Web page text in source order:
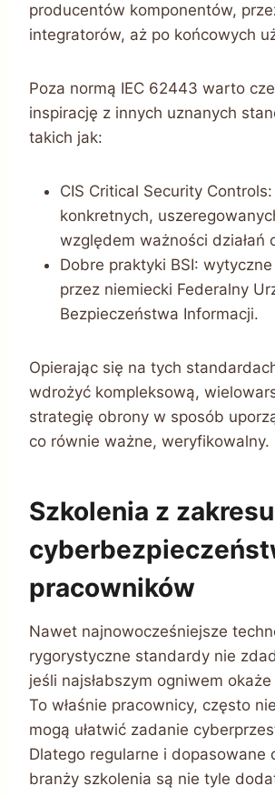
producentów komponentów,
integratorów, aż po końcowych
Poza normą IEC 62443 warto
inspirację z innych uznanych
takich jak:
CIS Critical Security
konkretnych,
względem ważności działań
Dobre praktyki BSI:
przez niemiecki Federalny
Bezpieczeństwa Informacji.
Opierając się na tych
wdrożyć kompleksową,
strategię obrony w sposób
co równie ważne, weryfikowalny.
Szkolenia z zakresu
pracowników
Nawet najnowocześniejsze
rygorystyczne standardy nie
jeśli najsłabszym ogniwem okaże
To właśnie pracownicy, często
mogą ułatwić zadanie
Dlatego regularne i dopasowane
branży szkolenia są nie tyle